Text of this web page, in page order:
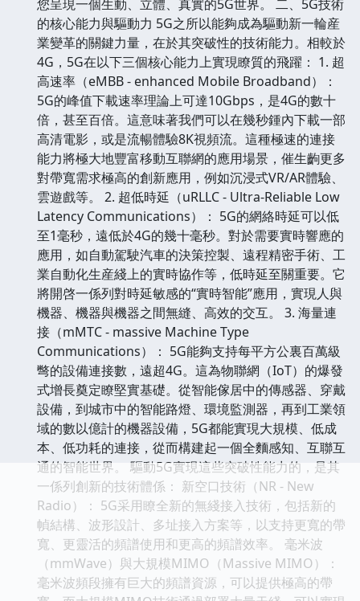
您呈現一個生動、立體、真實的5G世界。 二、5G技術
的核心能力與驅動力 5G之所以能夠成為驅動新一輪産
業變革的關鍵力量，在於其突破性的技術能力。相較於
4G，5G在以下三個核心能力上實現瞭質的飛躍： 1. 超
高速率（eMBB - enhanced Mobile Broadband）：
5G的峰值下載速率理論上可達10Gbps，是4G的數十
倍，甚至百倍。這意味著我們可以在幾秒鍾內下載一部
高清電影，或是流暢體驗8K視頻流。這種極速的連接
能力將極大地豐富移動互聯網的應用場景，催生齣更多
對帶寬需求極高的創新應用，例如沉浸式VR/AR體驗、
雲遊戲等。 2. 超低時延（uRLLC - Ultra-Reliable Low
Latency Communications）： 5G的網絡時延可以低
至1毫秒，遠低於4G的幾十毫秒。對於需要實時響應的
應用，如自動駕駛汽車的決策控製、遠程精密手術、工
業自動化生産綫上的實時協作等，低時延至關重要。它
將開啓一係列對時延敏感的“實時智能”應用，實現人與
機器、機器與機器之間無縫、高效的交互。 3. 海量連
接（mMTC - massive Machine Type
Communications）： 5G能夠支持每平方公裏百萬級
彆的設備連接數，遠超4G。這為物聯網（IoT）的爆發
式增長奠定瞭堅實基礎。從智能傢居中的傳感器、穿戴
設備，到城市中的智能路燈、環境監測器，再到工業領
域的數以億計的機器設備，5G都能實現大規模、低成
本、低功耗的連接，從而構建起一個全麵感知、互聯互
通的智能世界。 驅動5G實現這些突破性能力的，是其
一係列創新的技術體係： 新空口技術（NR - New
Radio）： 5G采用瞭全新的無綫接入技術，包括新的
幀結構、波形設計、多址接入方案等，以支持更寬的帶
寬、更靈活的頻譜使用和更高的頻譜效率。 毫米波
（mmWave）與大規模MIMO（Massive MIMO）：
毫米波頻段擁有巨大的頻譜資源，可以提供極高的帶